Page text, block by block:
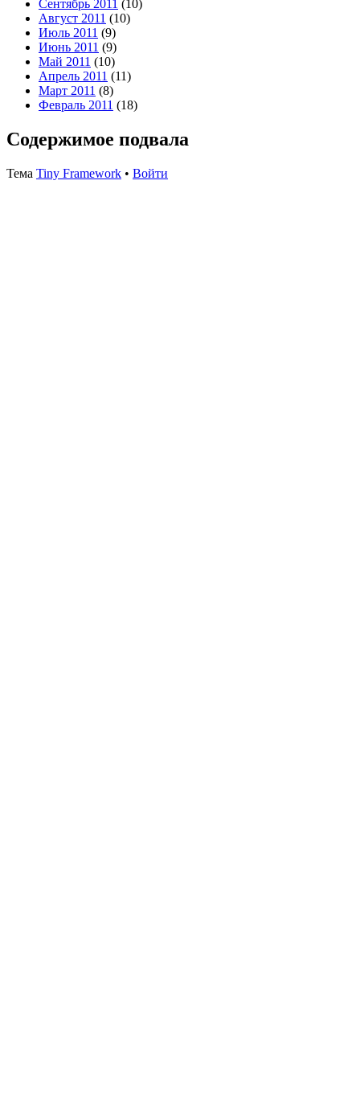
Сентябрь 2011 (10)
Август 2011 (10)
Июль 2011 (9)
Июнь 2011 (9)
Май 2011 (10)
Апрель 2011 (11)
Март 2011 (8)
Февраль 2011 (18)
Содержимое подвала
Тема Tiny Framework • Войти